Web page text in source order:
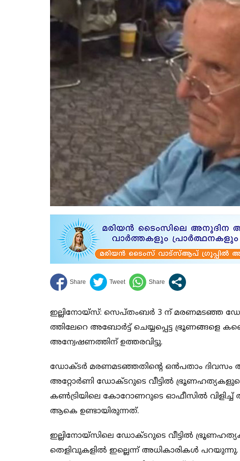
ഇല്ലിനോയ്‌സ്: സെപ്തംബര്‍ 3 ന് മരണമടഞ്ഞ
ത്തിലേറെ അബോര്‍ട്ട് ചെയ്യപ്പെട്ട ഭ്രൂണങ്ങളെ
അന്വേഷണത്തിന് ഉത്തരവിട്ടു.
ഡോക്ടര്‍ മരണമടഞ്ഞതിന്റെ ഒന്‍പതാം ദിവസം
അറ്റോര്‍ണി ഡോക്ടറുടെ വീട്ടില്‍
കണ്‍ട്രിയിലെ കോറോണറുടെ ഓഫീസില്‍ വിളിച്ച്
ആകെ ഉണ്ടായിരുന്നത്.
ഇല്ലിനോയ്‌സിലെ ഡോക്ടറുടെ വീട്ടില്‍
തെളിവുകളില്‍ ഇല്ലെന്ന് അധികാരികള്‍ പറയുന്നു.